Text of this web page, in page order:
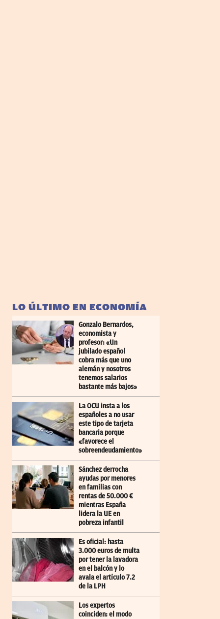
LO ÚLTIMO EN ECONOMÍA
Gonzalo Bernardos,
economista y
profesor: «Un
jubilado español
cobra más que uno
alemán y nosotros
tenemos salarios
bastante más bajos»
La OCU insta a los
españoles a no usar
este tipo de tarjeta
bancaria porque
«favorece el
sobreendeudamiento»
Sánchez derrocha
ayudas por menores
en familias con
rentas de 50.000 €
mientras España
lidera la UE en
pobreza infantil
Es oficial: hasta
3.000 euros de multa
por tener la lavadora
en el balcón y lo
avala el artículo 7.2
de la LPH
Los expertos
coinciden: el modo